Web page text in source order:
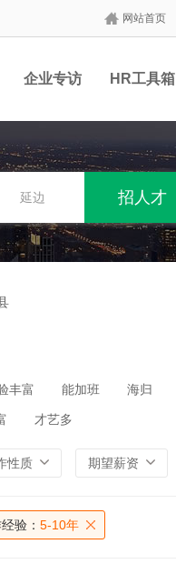
网站首页
企业专访 HR工具箱
延边
丰富 能加班 海归
才艺多
性质 期望薪资
验： 5-10年